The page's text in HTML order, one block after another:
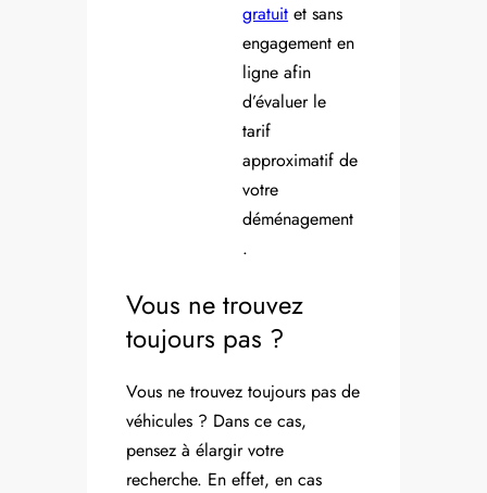
gratuit et sans
engagement en
ligne afin
d’évaluer le
tarif
approximatif de
votre
déménagement
.
Vous ne trouvez
toujours pas ?
Vous ne trouvez toujours pas de
véhicules ? Dans ce cas,
pensez à élargir votre
recherche. En effet, en cas